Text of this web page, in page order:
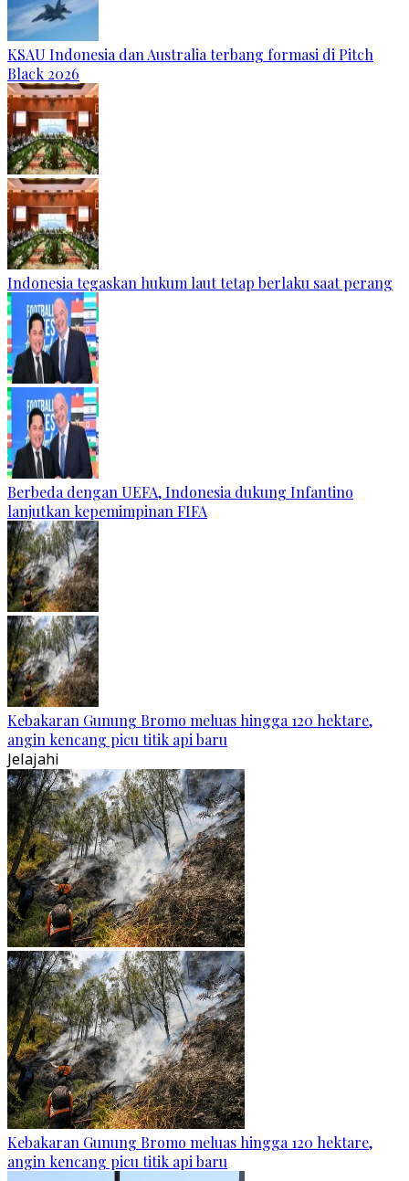
KSAU Indonesia dan Australia terbang formasi di Pitch
Black 2026
Indonesia tegaskan hukum laut tetap berlaku saat perang
Berbeda dengan UEFA, Indonesia dukung Infantino
lanjutkan kepemimpinan FIFA
Kebakaran Gunung Bromo meluas hingga 120 hektare,
angin kencang picu titik api baru
Jelajahi
Kebakaran Gunung Bromo meluas hingga 120 hektare,
angin kencang picu titik api baru